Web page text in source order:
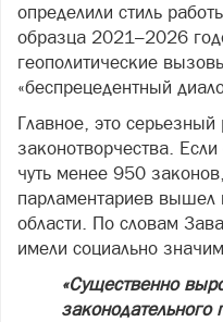
определили стиль
образца 2021–2026
геополитические
«беспрецедентный
Главное, это серьезный
законотворчества.
чуть менее 950
парламентариев вышел
области. По словам
имели социально
«Существенно
законодательного